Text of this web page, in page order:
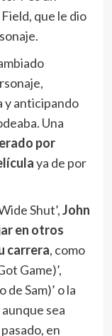
que le dio
y anticipando
Una
por
ya de por
Shut’,John
en otros
carrera, como
Game)’,
de Sam)’ o la
aunque sea
en